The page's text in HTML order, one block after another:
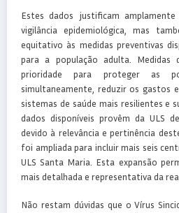
Estes dados justificam
vigilância epidemiológica, mas
equitativo às medidas preventivas
para a população adulta. Medidas
prioridade para proteger as
simultaneamente, reduzir os gastos
sistemas de saúde mais resilientes e
dados disponíveis provêm da ULS
devido à relevância e pertinência
foi ampliada para incluir mais seis
ULS Santa Maria. Esta expansão
mais detalhada e representativa da
Não restam dúvidas que o Vírus